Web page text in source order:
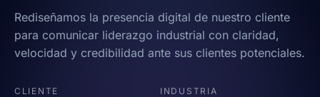
Rediseñamos la presencia digital de nuestro cliente
para comunicar liderazgo industrial con claridad,
velocidad y credibilidad ante sus clientes potenciales.
CLIENTE INDUSTRIA